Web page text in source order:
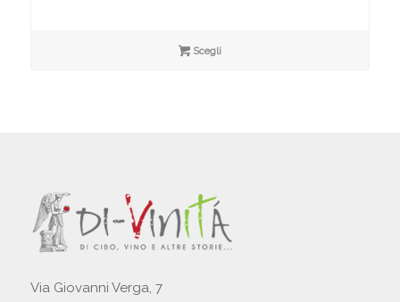
Scegli
Via Giovanni Verga, 7